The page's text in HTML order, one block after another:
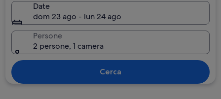
Date
dom 23 ago - lun 24 ago
Persone
2 persone, 1 camera
Cerca